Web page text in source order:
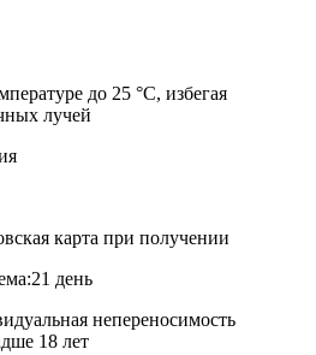
до 25 °C, избегая
лучей
карта при получении
21 день
непереносимость
18 лет